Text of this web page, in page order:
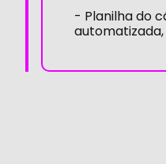
- Planilha do
automatizada,